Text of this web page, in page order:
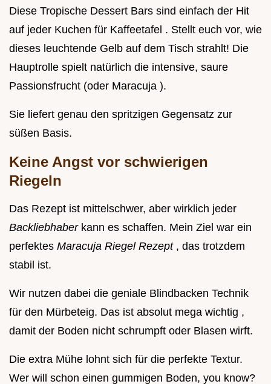
Diese Tropische Dessert Bars sind einfach der Hit
auf jeder Kuchen für Kaffeetafel . Stellt euch vor, wie
dieses leuchtende Gelb auf dem Tisch strahlt! Die
Hauptrolle spielt natürlich die intensive, saure
Passionsfrucht (oder Maracuja ).
Sie liefert genau den spritzigen Gegensatz zur
süßen Basis.
Keine Angst vor schwierigen
Riegeln
Das Rezept ist mittelschwer, aber wirklich jeder
Backliebhaber kann es schaffen. Mein Ziel war ein
perfektes Maracuja Riegel Rezept , das trotzdem
stabil ist.
Wir nutzen dabei die geniale Blindbacken Technik
für den Mürbeteig. Das ist absolut mega wichtig ,
damit der Boden nicht schrumpft oder Blasen wirft.
Die extra Mühe lohnt sich für die perfekte Textur.
Wer will schon einen gummigen Boden, you know?